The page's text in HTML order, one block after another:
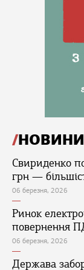
НОВИНИ
Свириденко
грн —
06 березня, 2026
Ринок
повернення
06 березня, 2026
Держава